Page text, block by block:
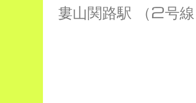
婁山関路駅 （2号